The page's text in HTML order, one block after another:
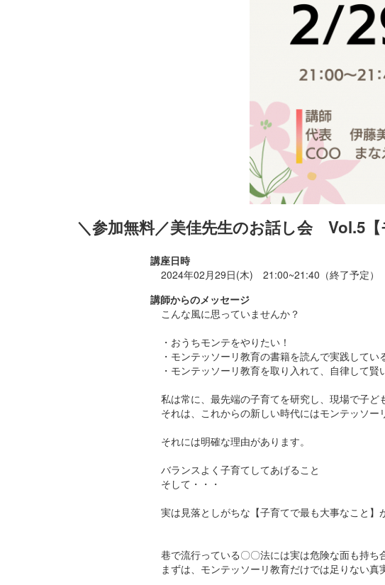
＼参加無料／美佳先生のお話し会 Vol.5
講座日時
2024年02月29日(木) 21:00~21:40（終了予定）
講師からのメッセージ
こんな風に思っていませんか？
・おうちモンテをやりたい！
・モンテッソーリ教育の書籍を読んで実践してい
・モンテッソーリ教育を取り入れて、自律して賢
私は常に、最先端の子育てを研究し、現場で子ど
それは、これからの新しい時代にはモンテッソー
それには明確な理由があります。
バランスよく子育てしてあげること
そして・・・
実は見落としがちな【子育てで最も大事なこと】
巷で流行っている〇〇法には実は危険な面も持ち
まずは、モンテッソーリ教育だけでは足りない真